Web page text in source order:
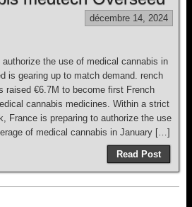
décembre 14, 2024
the use of medical cannabis in
is gearing up to match demand. rench
raised €6.7M to become first French
cannabis medicines. Within a strict
France is preparing to authorize the use
of medical cannabis in January […]
Read Post